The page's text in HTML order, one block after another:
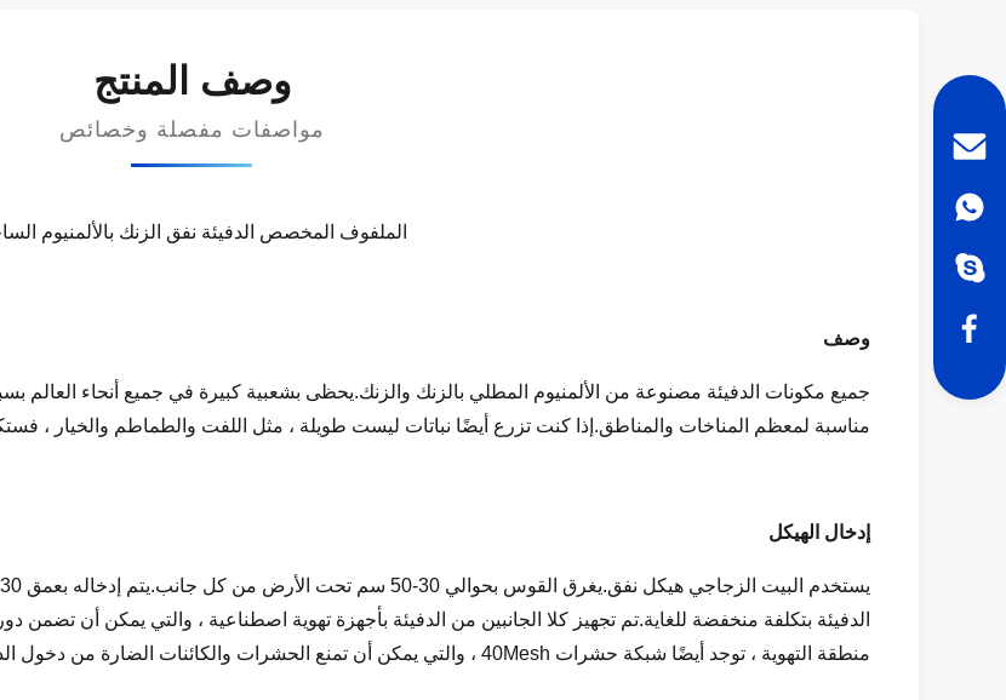
وصف المنتج
مواصفات مفصلة وخصائص
الملفوف المخصص الدفيئة نفق الزنك بالألمنيوم
وصف
جميع مكونات الدفيئة مصنوعة من الألمنيوم المطلي بالزنك والزنك.يحظى بشعبية كبيرة في جميع أنحاء العالم
مناسبة لمعظم المناخات والمناطق.إذا كنت تزرع أيضًا نباتات ليست طويلة ، مثل اللفت والطماطم والخيار ،
إدخال الهيكل
الدفيئة بتكلفة منخفضة للغاية.تم تجهيز كلا الجانبين من الدفيئة بأجهزة تهوية اصطناعية ، والتي يمكن أن
منطقة التهوية ، توجد أيضًا شبكة حشرات 40Mesh ، والتي يمكن أن تمنع الحشرات والكائنات الضارة من دخول الدفيئة وتحمي سلامة المحاصيل.